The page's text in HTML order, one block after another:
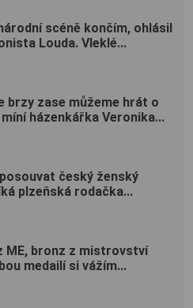
scéně končím, ohlásil
Louda. Vleklé...
brzy zase můžeme hrát o
házenkářka Veronika...
český ženský
plzeňská rodačka...
ME, bronz z mistrovství
medailí si vážím...